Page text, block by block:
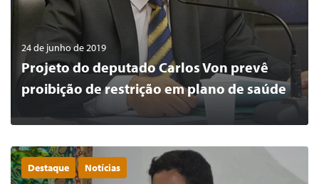
24 de junho de 2019
Projeto do deputado Carlos Von prevê
proibição de restrição em plano de saúde
Destaque Notícias